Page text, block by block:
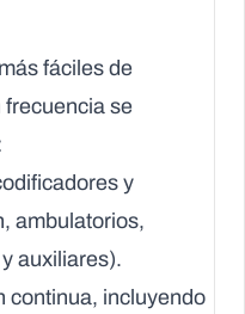
fáciles de
frecuencia se
y
ambulatorios,
auxiliares).
continua, incluyendo